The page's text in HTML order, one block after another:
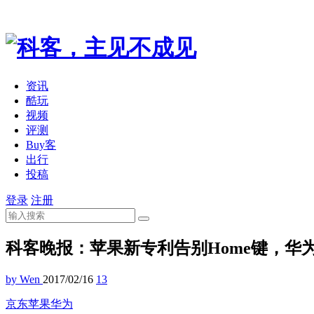
资讯
酷玩
视频
评测
Buy客
出行
投稿
登录 注册
科客晚报：苹果新专利告别Home键，华
by Wen 2017/02/16 13
京东苹果华为